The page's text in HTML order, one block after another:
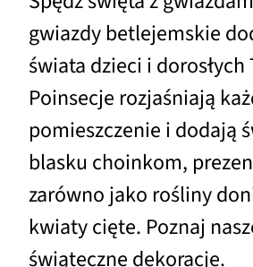
gwiazdy betlejemskie
świata dzieci i dorosłych
Poinsecje rozjaśniają
pomieszczenie i dodają
blasku choinkom,
zarówno jako rośliny
kwiaty cięte. Poznaj
świąteczne dekoracje.